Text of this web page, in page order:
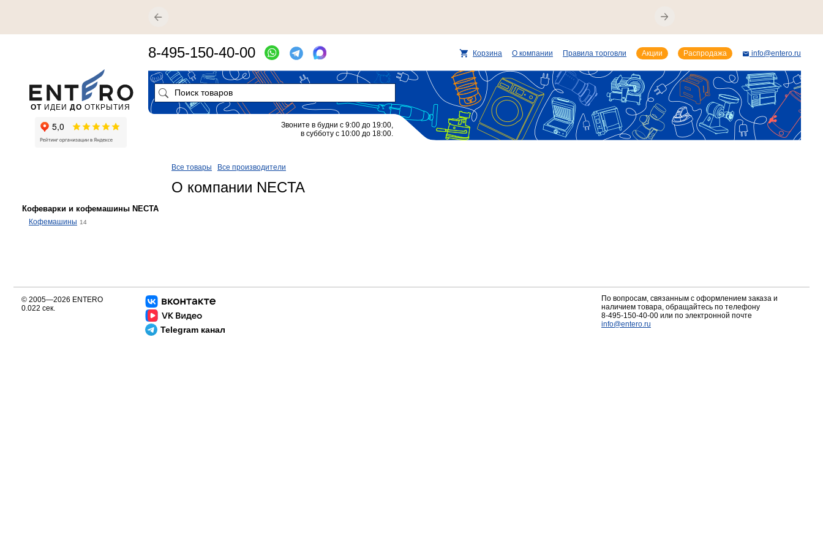
Все товары Все производители
О компании NECTA
Кофеварки и кофемашины NECTA
Кофемашины 14
ОТ ИДЕИ ДО ОТКРЫТИЯ
8-495-150-40-00 Корзина О компании Правила торговли Акции Распродажа info@entero.ru
Звоните в будни с 9:00 до 19:00,
в субботу с 10:00 до 18:00.
Telegram канал
© 2005—2026 ENTERO
0.022 сек.
По вопросам, связанным с оформлением заказа и
наличием товара, обращайтесь по телефону
8-495-150-40-00 или по электронной почте
info@entero.ru